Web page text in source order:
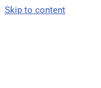
Skip to content